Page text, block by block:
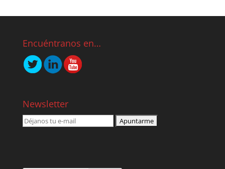
Encuéntranos en…
Newsletter